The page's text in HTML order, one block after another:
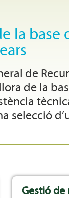
la base
de
de la
selecció
Gestió de